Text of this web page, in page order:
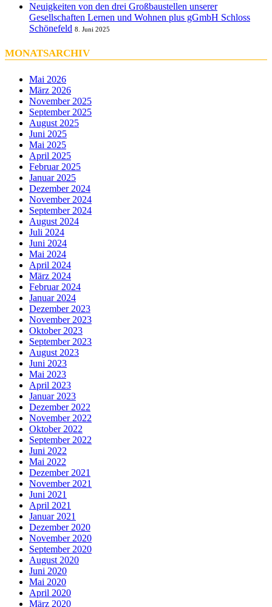
Neuigkeiten von den drei Großbaustellen unserer
Gesellschaften Lernen und Wohnen plus gGmbH Schloss
Schönefeld 8. Juni 2025
MONATSARCHIV
Mai 2026
März 2026
November 2025
September 2025
August 2025
Juni 2025
Mai 2025
April 2025
Februar 2025
Januar 2025
Dezember 2024
November 2024
September 2024
August 2024
Juli 2024
Juni 2024
Mai 2024
April 2024
März 2024
Februar 2024
Januar 2024
Dezember 2023
November 2023
Oktober 2023
September 2023
August 2023
Juni 2023
Mai 2023
April 2023
Januar 2023
Dezember 2022
November 2022
Oktober 2022
September 2022
Juni 2022
Mai 2022
Dezember 2021
November 2021
Juni 2021
April 2021
Januar 2021
Dezember 2020
November 2020
September 2020
August 2020
Juni 2020
Mai 2020
April 2020
März 2020